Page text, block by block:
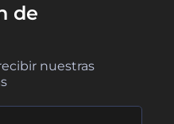
de
nuestras